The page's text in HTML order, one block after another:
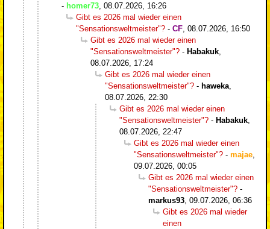
- homer73 08.07.2026, 16:26
Gibt es 2026 mal wieder einen
"Sensationsweltmeister"? - CF 08.07.2026, 16:50
Gibt es 2026 mal wieder einen
"Sensationsweltmeister"? - Habakuk
08.07.2026, 17:24
Gibt es 2026 mal wieder einen
"Sensationsweltmeister"? - haweka
08.07.2026, 22:30
Gibt es 2026 mal wieder einen
"Sensationsweltmeister"? - Habakuk
08.07.2026, 22:47
Gibt es 2026 mal wieder einen
"Sensationsweltmeister"? - majae
09.07.2026, 00:05
Gibt es 2026 mal wieder einen
"Sensationsweltmeister"? -
markus93 09.07.2026, 06:36
Gibt es 2026 mal wieder
einen